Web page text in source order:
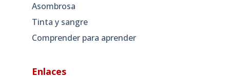
Asombrosa
Tinta y sangre
Comprender para aprender
Enlaces